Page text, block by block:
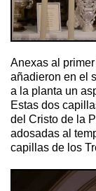
Anexas al
añadieron en el
a la planta un
Estas dos
del Cristo de la
adosadas al
capillas de los